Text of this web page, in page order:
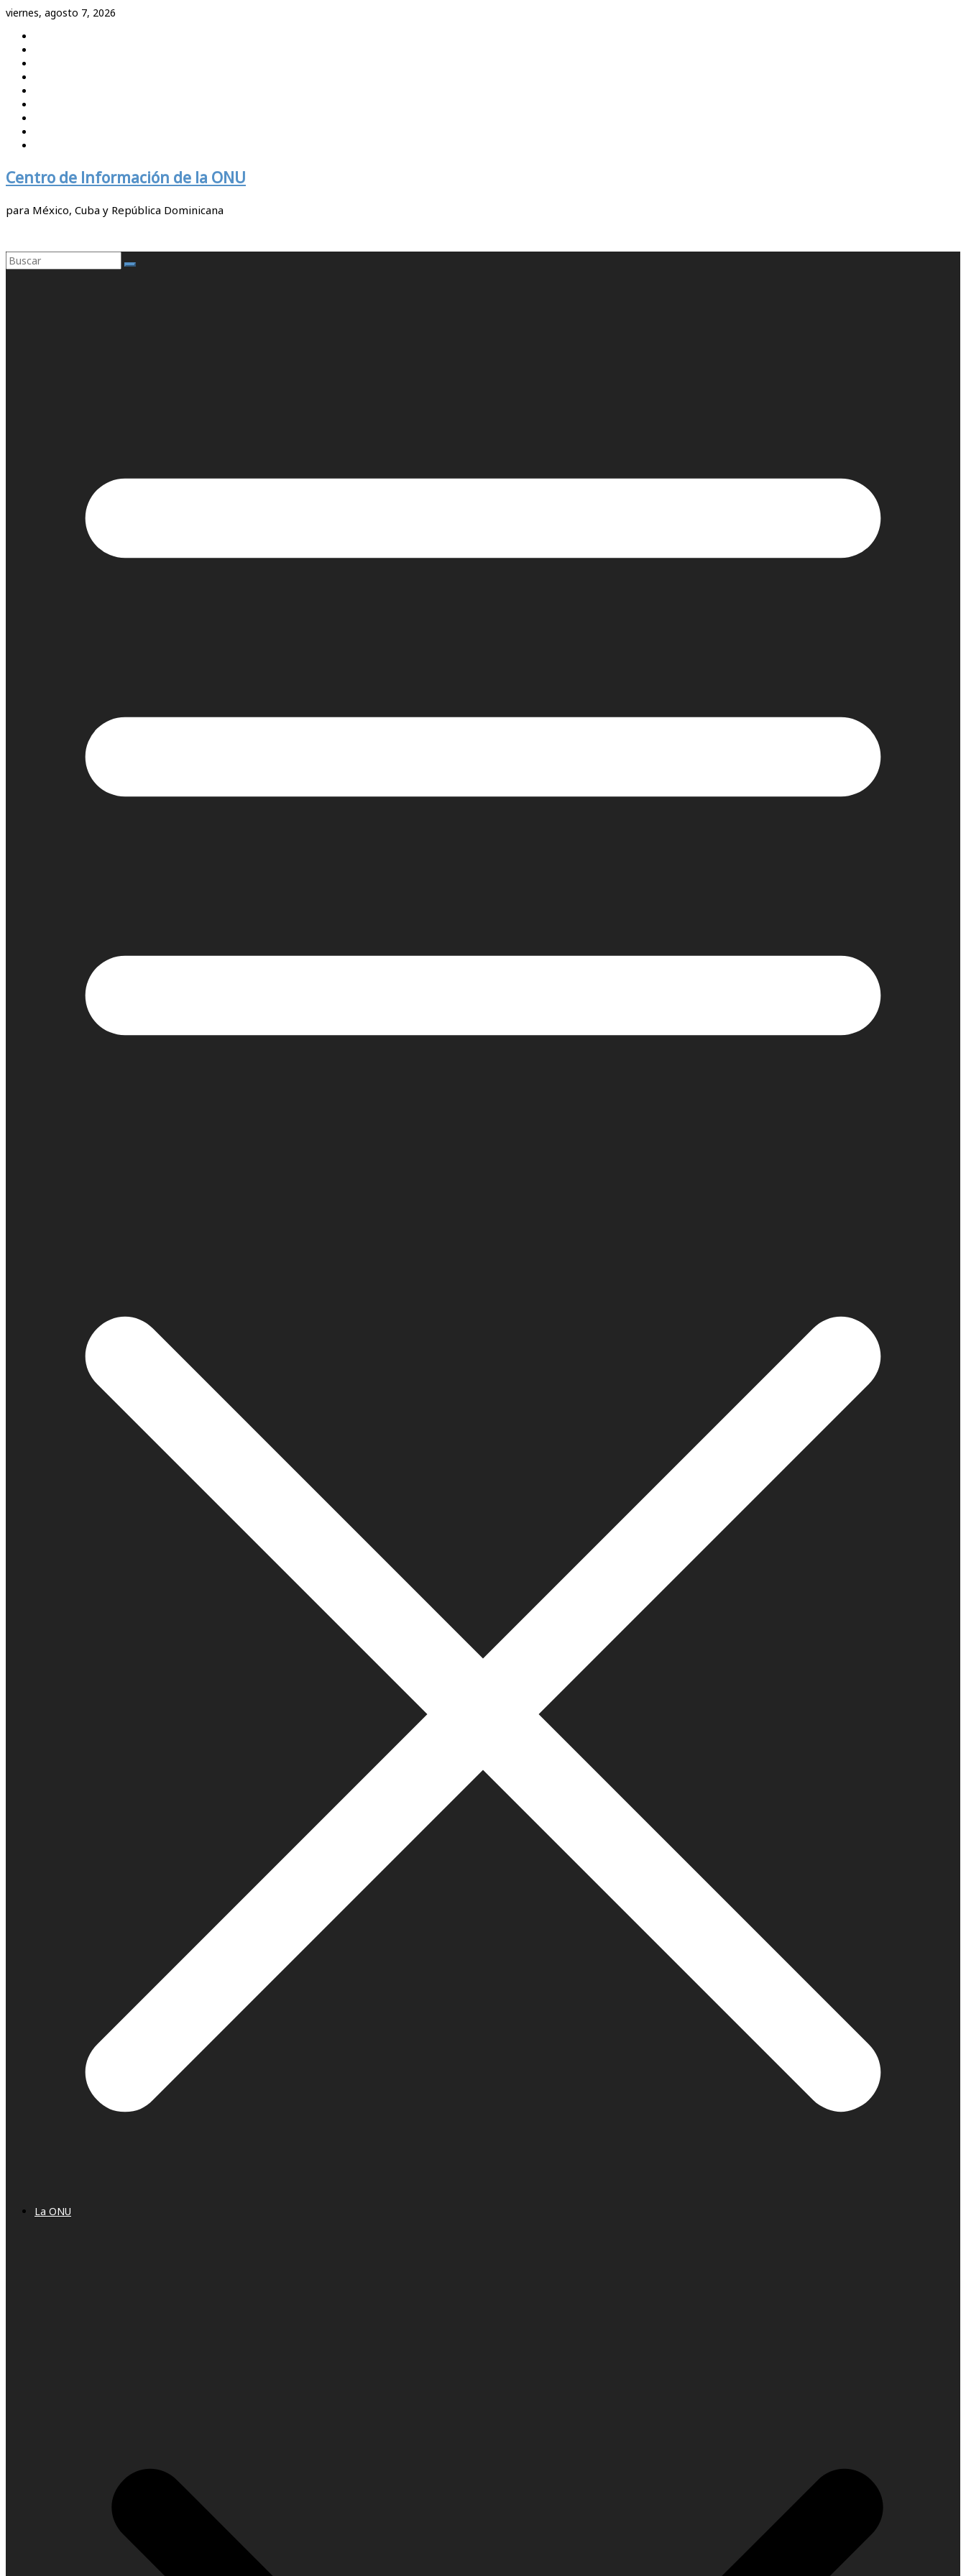
Saltar
contenido
viernes, agosto 7, 2026
Centro de Información de la ONU
para México, Cuba y República Dominicana
La ONU